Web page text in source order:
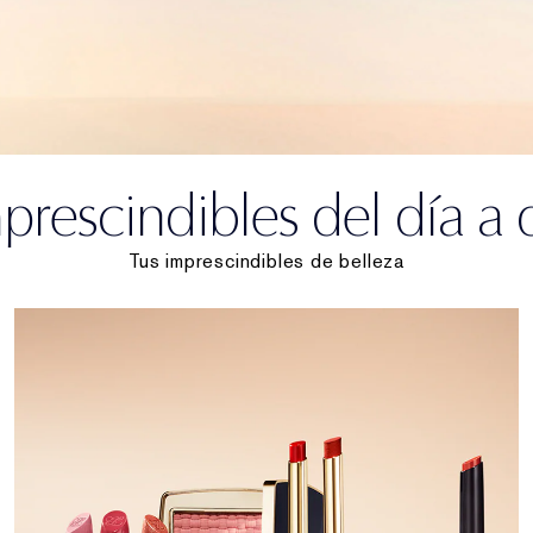
del día a
Tus imprescindibles de belleza